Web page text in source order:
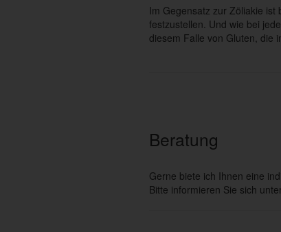
Im Gegensatz zur Zöliakie
festzustellen. Und wie bei
diesem Falle von Gluten, die
Beratung
Gerne biete ich Ihnen eine
Bitte informieren Sie sich